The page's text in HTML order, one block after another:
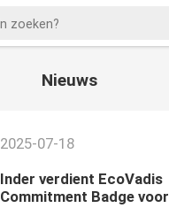
Nieuws
2025-07-18
Inder verdient EcoVadis
Commitment Badge voor